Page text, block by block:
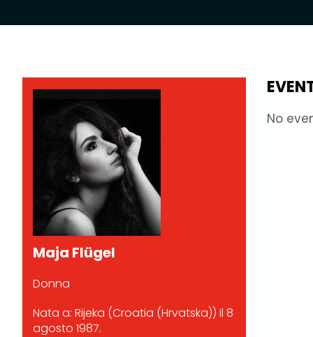
Maja Flügel
Donna
Nata a: Rijeka (Croatia (Hrvatska)) il 8
agosto 1987.
No